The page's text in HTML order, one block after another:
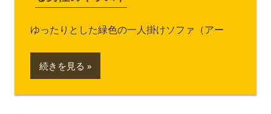
ゆったりとした緑色の一人掛けソファ（アー
続きを見る